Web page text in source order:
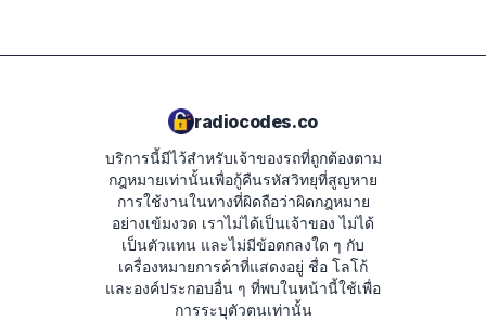
radiocodes.co
บริการนี้มีไว้สำหรับเจ้าของรถที่ถูกต้องตาม
กฎหมายเท่านั้นเพื่อกู้คืนรหัสวิทยุที่สูญหาย
การใช้งานในทางที่ผิดถือว่าผิดกฎหมาย
อย่างเข้มงวด เราไม่ได้เป็นเจ้าของ ไม่ได้
เป็นตัวแทน และไม่มีข้อตกลงใด ๆ กับ
เครื่องหมายการค้าที่แสดงอยู่ ชื่อ โลโก้
และองค์ประกอบอื่น ๆ ที่พบในหน้านี้ใช้เพื่อ
การระบุตัวตนเท่านั้น